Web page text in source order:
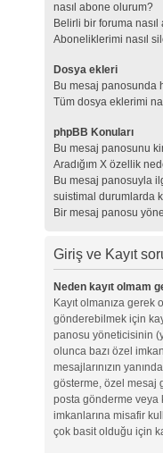
nasıl abone olurum?
Belirli bir foruma
Aboneliklerimi nasıl
Dosya ekleri
Bu mesaj panosunda
Tüm dosya eklerimi
phpBB Konuları
Bu mesaj panosunu
Aradığım X özellik
Bu mesaj panosuyla
suistimal durumlarda
Bir mesaj panosu
Giriş ve Kayıt
Neden kayıt olmam
Kayıt olmanıza gerek
gönderebilmek için
panosu yöneticisinin
olunca bazı özel
mesajlarınızın
gösterme, özel mesaj
posta gönderme veya
imkanlarına misafir
çok basit olduğu için